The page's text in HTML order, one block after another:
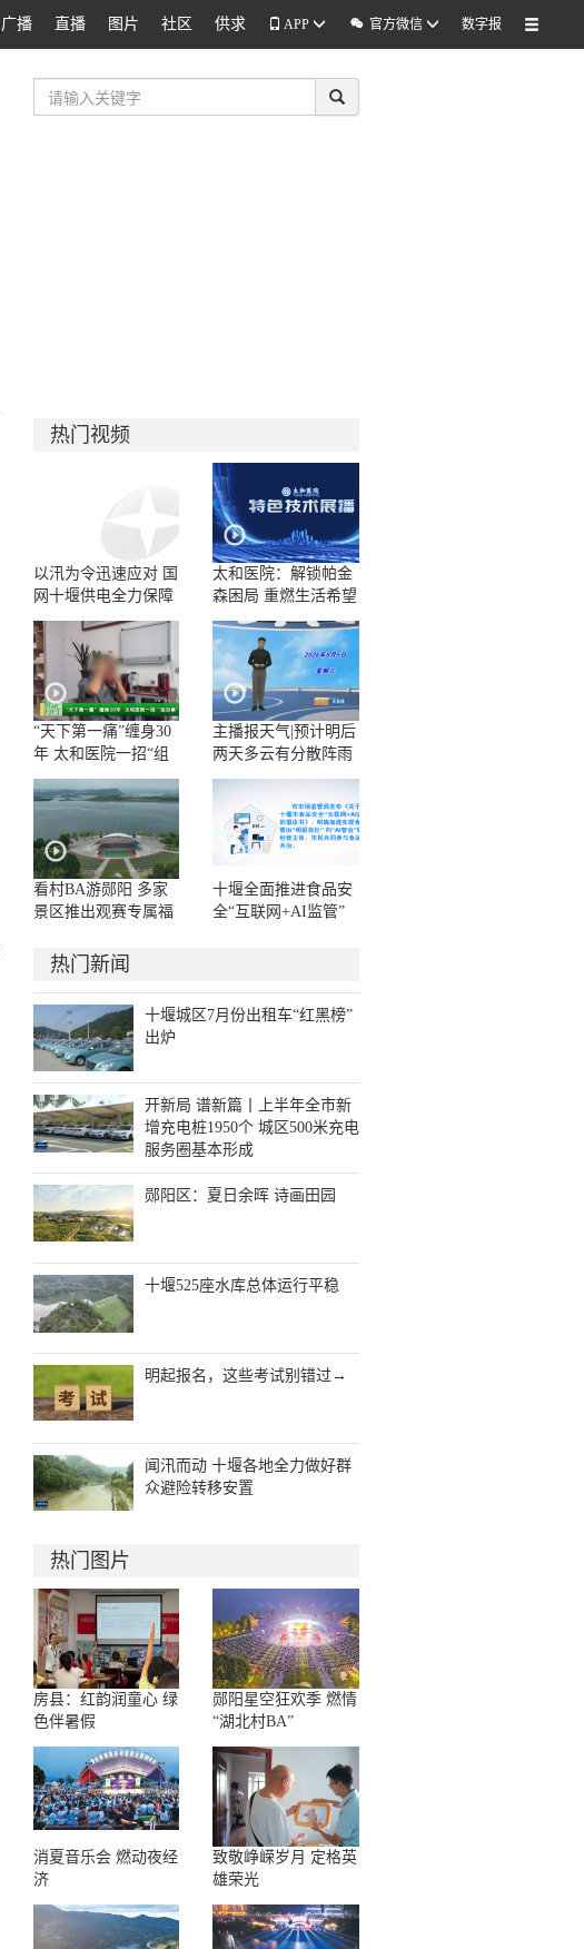
广播 直播 图片 社区 供求 APP  官方微信 数字报
热门视频
以汛为令迅速应对 国
网十堰供电全力保障
群众用电无忧
太和医院：解锁帕金
森困局 重燃生活希望
“天下第一痛”缠身30
年 太和医院一招“组
合拳”解顽疾
主播报天气|预计明后
两天多云有分散阵雨
或雷阵雨
看村BA游郧阳 多家
景区推出观赛专属福
十堰全面推进食品安
全“互联网+AI监管”
热门新闻
十堰城区7月份出租车“红黑榜”
出炉
开新局 谱新篇丨上半年全市新
增充电桩1950个 城区500米充电
服务圈基本形成
郧阳区：夏日余晖 诗画田园
十堰525座水库总体运行平稳
明起报名，这些考试别错过→
闻汛而动 十堰各地全力做好群
众避险转移安置
热门图片
房县：红韵润童心 绿
色伴暑假
郧阳星空狂欢季 燃情
“湖北村BA”
消夏音乐会 燃动夜经
济
致敬峥嵘岁月 定格英
雄荣光